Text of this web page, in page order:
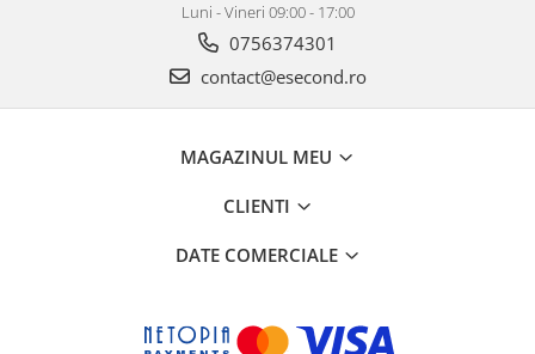
Luni - Vineri 09:00 - 17:00
0756374301
contact@esecond.ro
MAGAZINUL MEU
CLIENTI
DATE COMERCIALE